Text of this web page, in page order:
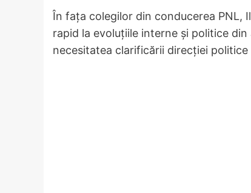
În fața colegilor din conducerea PNL,
rapid la evoluțiile interne și politice
necesitatea clarificării direcției